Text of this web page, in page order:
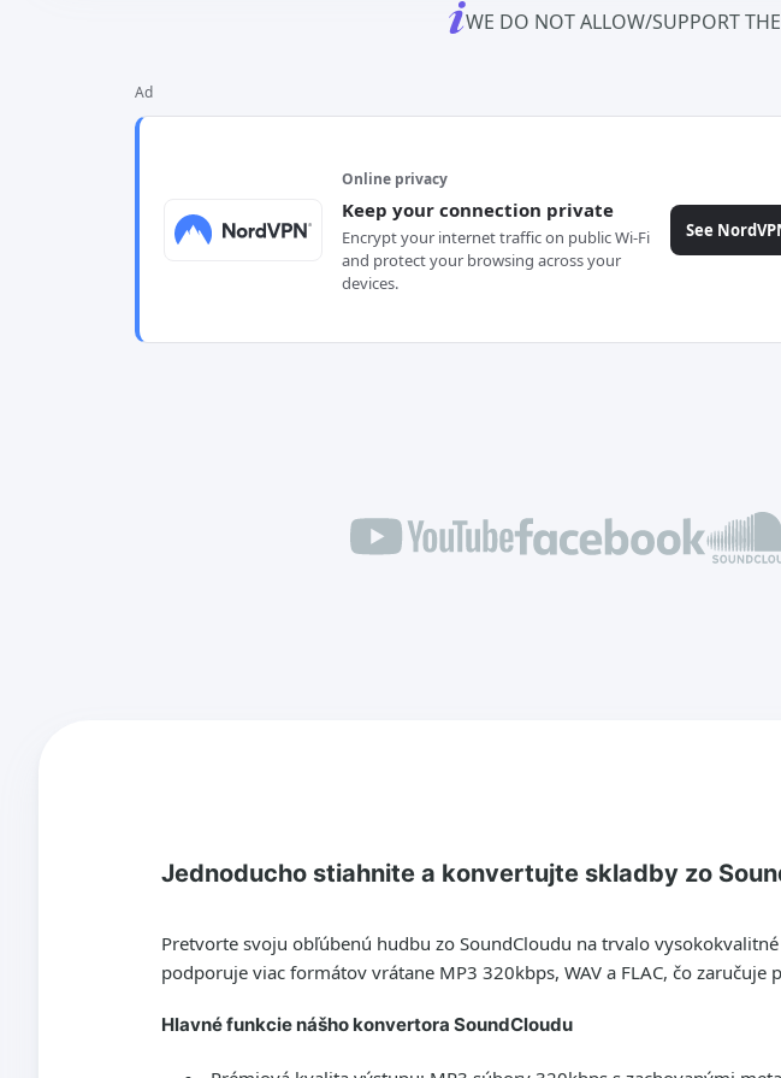
WE DO NOT ALLOW/SUPPORT
Ad
Online privacy
Keep your connection private
Encrypt your internet traffic on public Wi-Fi
and protect your browsing across your
devices.
See
Jednoducho stiahnite a konvertujte skladby zo
Pretvorte svoju obľúbenú hudbu zo SoundCloudu na trvalo
podporuje viac formátov vrátane MP3 320kbps, WAV a FLAC, čo
Hlavné funkcie nášho konvertora SoundCloudu